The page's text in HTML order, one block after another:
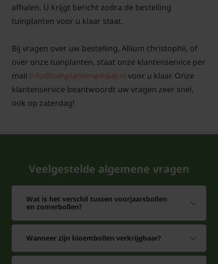
een veel geziene gast op de bloem. De bloemen zijn
goed gevuld met nectar.
Kunnen de bollen in de grond blijven
zitten?
De bollen van Allium christophii kunnen in de winter
gewoon in de grond blijven zitten, maar natte
voeten vind de plant niet zo prettig. Dus zorg er
doorlatende grond.
afhalen. U krijgt bericht zodra de bestelling
tuinplanten voor u klaar staat.
Bij vragen over uw bestelling, Allium christophii, of
over onze tuinplanten, staat onze klantenservice per
mail info@tuinplantenwinkel.nl voor u klaar. Onze
klantenservice beantwoordt uw vragen zeer snel,
ook op zaterdag!
Veelgestelde algemene vragen
Wat is het verschil tussen voorjaarsbollen
en zomerbollen?
Wanneer zijn bloembollen verkrijgbaar?